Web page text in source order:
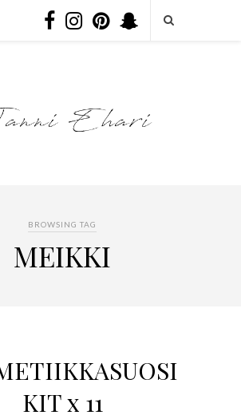
BROWSING TAG
MEIKKI
KIT x 11